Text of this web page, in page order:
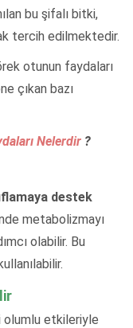
bu şifalı bitki,
tercih edilmektedir.
otunun faydaları
çıkan bazı
Nelerdir ?
destek
metabolizmayı
olabilir. Bu
olumlu etkileriyle